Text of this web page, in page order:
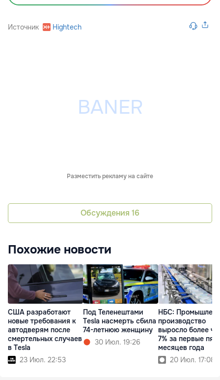
Источник Hightech
Разместить рекламу на сайте
Обсуждения 16
Похожие новости
США разработают
новые требования к
автодверям после
смертельных случаев
в Tesla
23 Июл. 22:53
Под Теленештами
Tesla насмерть сбила
74-летнюю женщину
30 Июл. 19:26
НБС:
производство
выросло более
7% за первые
месяцев года
20 Июл. 17:08